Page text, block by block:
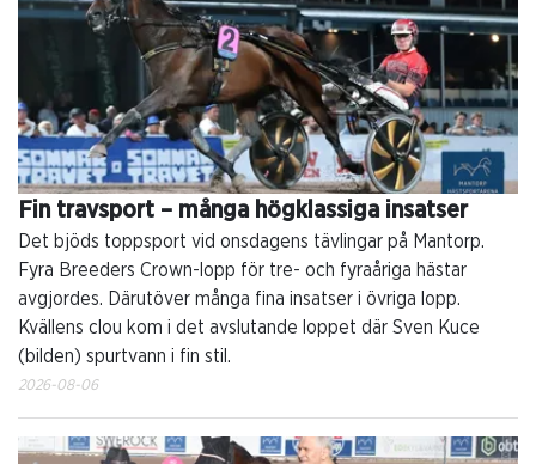
Fin travsport – många högklassiga insatser
Det bjöds toppsport vid onsdagens tävlingar på Mantorp.
Fyra Breeders Crown-lopp för tre- och fyraåriga hästar
avgjordes. Därutöver många fina insatser i övriga lopp.
Kvällens clou kom i det avslutande loppet där Sven Kuce
(bilden) spurtvann i fin stil.
2026-08-06